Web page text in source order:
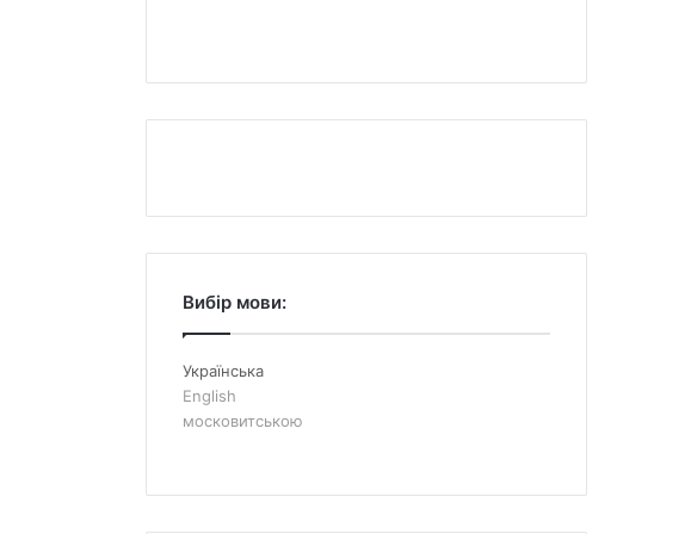
Вибір мови:
Українська
English
московитською